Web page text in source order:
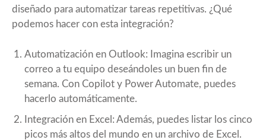
diseñado para automatizar tareas repetitivas. ¿Qué
podemos hacer con esta integración?
Automatización en Outlook: Imagina escribir un
correo a tu equipo deseándoles un buen fin de
semana. Con Copilot y Power Automate, puedes
hacerlo automáticamente.
Integración en Excel: Además, puedes listar los cinco
picos más altos del mundo en un archivo de Excel.